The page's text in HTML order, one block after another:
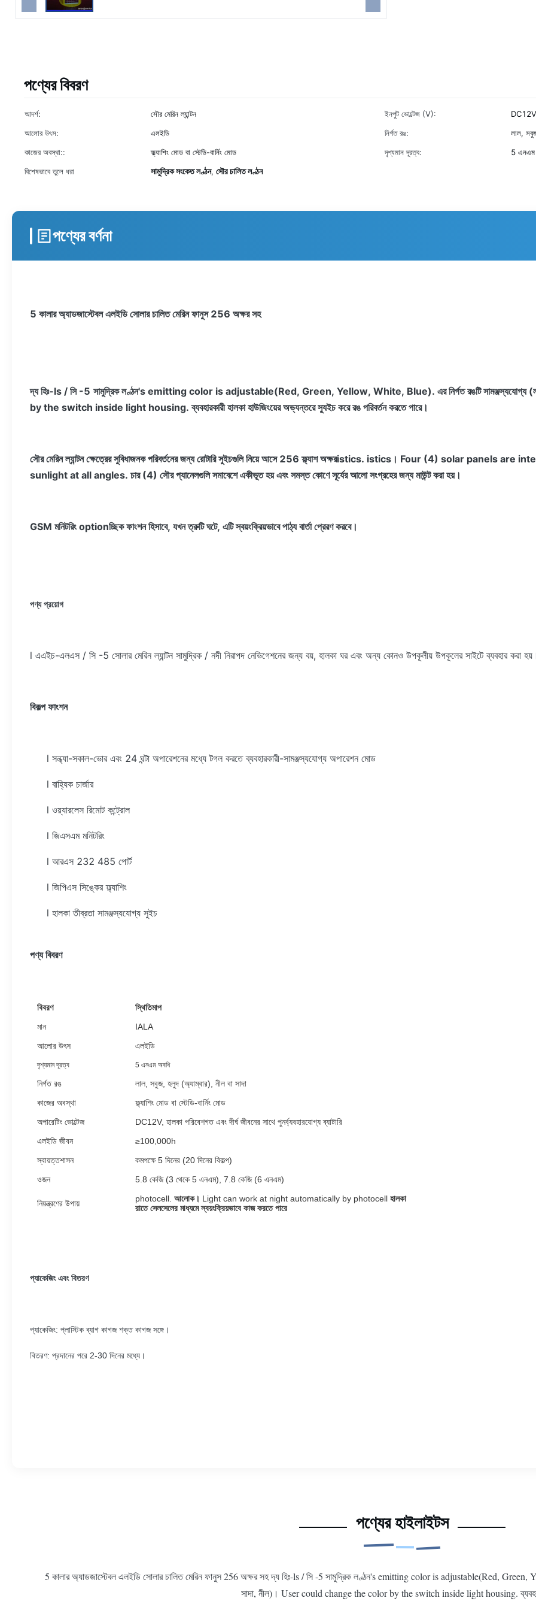
পণ্যের বিবরণ
আদর্শ: সৌর মেরিন ল্যান্টন ইনপুট ভোল্টেজ (V):
DC12V,
আলোর উৎস:
এলইডি নির্গত রঙ:
লাল,
কাজের অবস্থা::
ফ্ল্যাশিং মোড বা স্টেডি-বার্নিং মোড দৃশ্যমান দূরত্ব:
5 এনএম
বিশেষভাবে তুলে ধরা
সামুদ্রিক সংকেত লণ্ঠন, সৌর চালিত লণ্ঠন
পণ্যের বর্ণনা
5 কালার অ্যাডজাস্টেবল এলইডি সোলার চালিত মেরিন ফানুস 256 অক্ষর সহ
দ্যহিঃ-ls / সি -5 সামুদ্রিক লণ্ঠন's emitting color is adjustable(Red, Green, Yellow, White, Blue). এর নির্গত রঙটি
by the switch inside light housing. ব্যবহারকারী হালকা হাউজিংয়ের অভ্যন্তরে স্যুইচ করে রঙ পরিবর্তন করতে পারে।
সৌর মেরিন ল্যান্টনক্ষেত্রের সুবিধাজনক পরিবর্তনের জন্য রোটারি সুইচগুলি নিয়ে আসে 256ফ্ল্যাশ অক্ষরistics. istics। Four (4) solar panels are
sunlight at all angles. চার (4) সৌর প্যানেলগুলি সমাবেশে একীভূত হয় এবং সমস্ত কোণে সূর্যের আলো সংগ্রহের জন্য মাউন্ট করা হয়।
GSM মনিটরিং optionচ্ছিক ফাংশন হিসাবে, যখন ত্রুটি ঘটে, এটি স্বয়ংক্রিয়ভাবে পাঠ্য বার্তা প্রেরণ করবে।
পণ্য প্রয়োগ
l এএইচ-এলএস / সি -5 সোলার মেরিন ল্যান্টন সামুদ্রিক / নদী নিরাপদ নেভিগেশনের জন্য বয়, হালকা ঘর এবং অন্য কোনও উপকূলীয় উপকূলের সাইটে ব্যবহার করা
বিকল্প ফাংশন
l সন্ধ্যা-সকাল-ভোর এবং 24 ঘন্টা অপারেশনের মধ্যে টগল করতে ব্যবহারকারী-সামঞ্জস্যযোগ্য অপারেশন মোড
l বাহ্যিক চার্জার
l ওয়্যারলেস রিমোট কন্ট্রোল
l জিএসএম মনিটরিং
l আরএস 232 485 পোর্ট
l জিপিএস সিঙ্কের ফ্ল্যাশিং
l হালকা তীব্রতা সামঞ্জস্যযোগ্য সুইচ
পণ্য বিবরণ
বিবরণ
স্থিতিমাপ
মান
IALA
আলোর উৎস
এলইডি
দৃশ্যমান দূরত্ব 5 এনএম অবধি
নির্গত রঙ
লাল, সবুজ, হলুদ (অ্যাম্বার), নীল বা সাদা
কাজের অবস্থা
ফ্ল্যাশিং মোড বা স্টেডি-বার্নিং মোড
অপারেটিং ভোল্টেজ
DC12V, হালকা পরিবেশগত এবং দীর্ঘ জীবনের সাথে পুনর্ব্যবহারযোগ্য ব্যাটারি
এলইডি জীবন
≥100,000h
স্বায়ত্তশাসন
কমপক্ষে 5 দিনের (20 দিনের বিকল্প)
ওজন
5.8 কেজি (3 থেকে 5 এনএম), 7.8 কেজি (6 এনএম)
নিয়ন্ত্রণের উপায় photocell. আলোক। Light can work at night automatically by photocell হালকা
রাতে সেলসেলের মাধ্যমে স্বয়ংক্রিয়ভাবে কাজ করতে পারে
প্যাকেজিং এবং বিতরণ
প্যাকেজিং: প্লাস্টিক ব্যাগ কাগজ শক্ত কাগজ সঙ্গে।
বিতরণ: প্রদানের পরে 2-30 দিনের মধ্যে।
পণ্যের হাইলাইটস
5 কালার অ্যাডজাস্টেবল এলইডি সোলার চালিত মেরিন ফানুস 256 অক্ষর সহ দ্য হিঃ-ls / সি -5 সামুদ্রিক লণ্ঠন's emitting color is adjustable(Red,
সাদা, নীল)। User could change the color by the switch inside light housing.